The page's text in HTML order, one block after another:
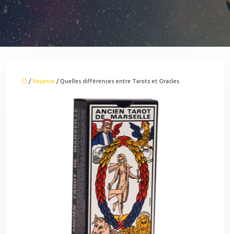
/Voyance / Quelles différences entre Tarots et Oracles